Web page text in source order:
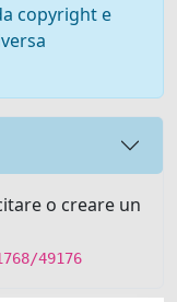
copyright e
o creare un
49176